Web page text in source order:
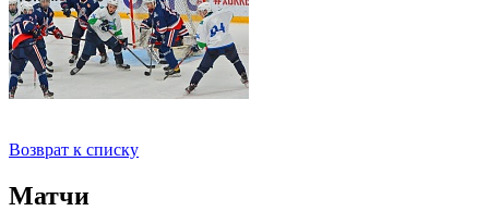
Возврат к списку
Матчи